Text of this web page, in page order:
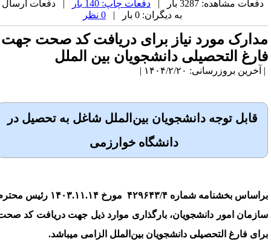
دفعات مشاهده: 3287 بار | دفعات چاپ: 140 بار
| دفعات ارسال
به دیگران: 0 بار |
مورد نیاز برای دریافت کد صحت جهت
التحصیلی دانشجویان بین الملل
بروزرسانی: ۱۴۰۴/۲/۲۰ |
قابل توجه دانشجویانبین‌الملل شاغل به تحصیل در
دانشگاهخوارزمی
براساس بخشنامه شماره ۴۲۹۶۴۳/۴  مورخ ۱۴۰۳.۱۱.۱۴ رئیس محترم
امور دانشجویان، بارگذاری موارد ذیل جهت دریافت
کد صحت
فارغ التحصیلی دانشجویان بین‌الملل الزامی میباشد.